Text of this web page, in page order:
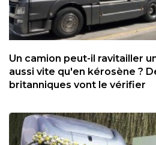
Un camion peut-il ravitailler
aussi vite qu'en kérosène ?
britanniques vont le vérifier